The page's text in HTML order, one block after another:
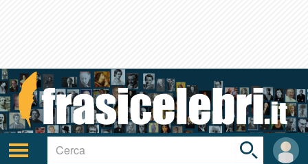
Attiva/disattiva
navigazione
User
area
Toggle
search
bar